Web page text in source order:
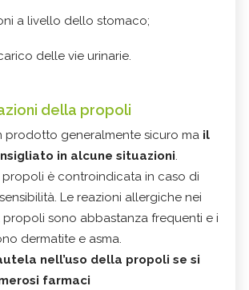
a livello dello stomaco;
delle vie urinarie.
della propoli
prodotto generalmente sicuro ma il
in alcune situazioni.
propoli è controindicata in caso di
Le reazioni allergiche nei
sono abbastanza frequenti e i
dermatite e asma.
nell’uso della propoli se si
farmaci